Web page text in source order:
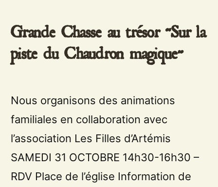
Grande Chasse au trésor “Sur la
piste du Chaudron magique”
Nous organisons des animations
familiales en collaboration avec
l’association Les Filles d’Artémis
SAMEDI 31 OCTOBRE 14h30-16h30 –
RDV Place de l’église Information de